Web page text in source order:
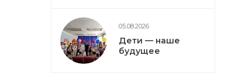
05.08.2026
Дети — наше
будущее